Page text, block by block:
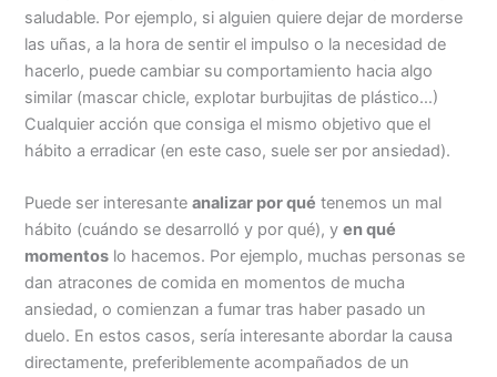
saludable. Por ejemplo, si alguien quiere dejar de morderse
las uñas, a la hora de sentir el impulso o la necesidad de
hacerlo, puede cambiar su comportamiento hacia algo
similar (mascar chicle, explotar burbujitas de plástico…)
Cualquier acción que consiga el mismo objetivo que el
hábito a erradicar (en este caso, suele ser por ansiedad).
Puede ser interesanteanalizar por qué tenemos un mal
hábito (cuándo se desarrolló y por qué), yen qué
momentos lo hacemos. Por ejemplo, muchas personas se
dan atracones de comida en momentos de mucha
ansiedad, o comienzan a fumar tras haber pasado un
duelo. En estos casos, sería interesante abordar la causa
directamente, preferiblemente acompañados de un